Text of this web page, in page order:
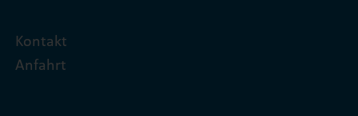
Kontakt
Anfahrt